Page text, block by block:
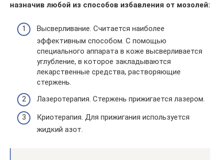
назначив любой из способов избавления от мозолей:
Высверливание. Считается наиболее
эффективным способом. С помощью
специального аппарата в коже высверливается
углубление, в которое закладываются
лекарственные средства, растворяющие
стержень.
Лазеротерапия. Стержень прижигается лазером.
Криотерапия. Для прижигания используется
жидкий азот.